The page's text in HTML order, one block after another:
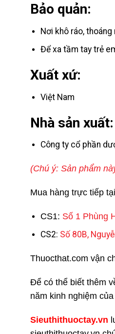
Bảo quản:
Nơi khô ráo,
Để xa tầm tay trẻ
Xuất xứ:
Việt Nam
Nhà sản xuất:
Công ty cổ phần
(Chú ý: Sản phẩm
Mua hàng trực tiếp
CS1: Số 1 Phùng
CS2: Số 80B,
Thuocthat.com vận
Để có thể biết thêm
năm kinh nghiệm
Sieuthithuoctay.vn